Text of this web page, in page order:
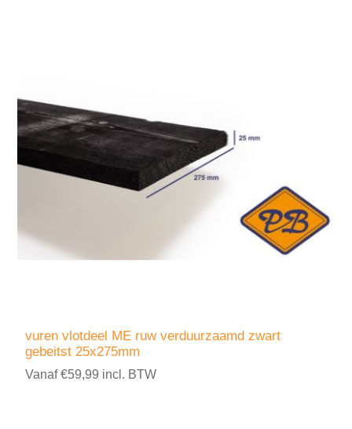
vuren vlotdeel ME ruw verduurzaamd zwart
gebeitst 25x275mm
Vanaf €59,99 incl. BTW